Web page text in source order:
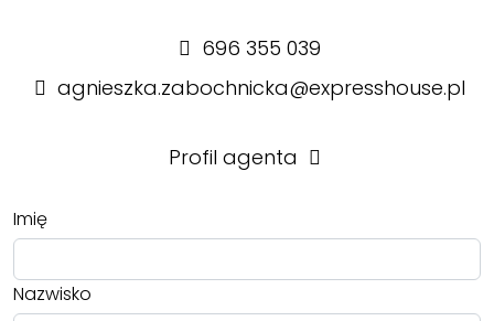
696 355 039
agnieszka.zabochnicka@expresshouse.pl
Profil agenta
Imię
Nazwisko